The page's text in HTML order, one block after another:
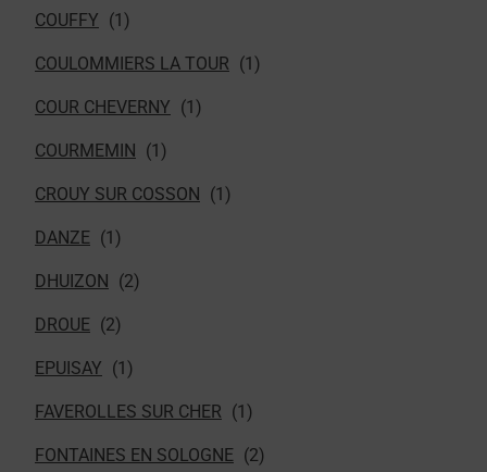
COUFFY
COULOMMIERS LA TOUR
COUR CHEVERNY
COURMEMIN
CROUY SUR COSSON
DANZE
DHUIZON
DROUE
EPUISAY
FAVEROLLES SUR CHER
FONTAINES EN SOLOGNE